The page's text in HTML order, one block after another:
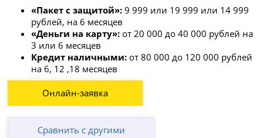
«Пакет с защитой»: 9 999 или 19 999 или 14 999
рублей, на 6 месяцев
«Деньги на карту»: от 20 000 до 40 000 рублей на
3 или 6 месяцев
Кредит наличными: от 80 000 до 120 000 рублей
на 6, 12 ,18 месяцев
Онлайн-заявка
Сравнить с другими